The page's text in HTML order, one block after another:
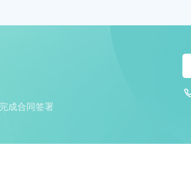
成合同签署